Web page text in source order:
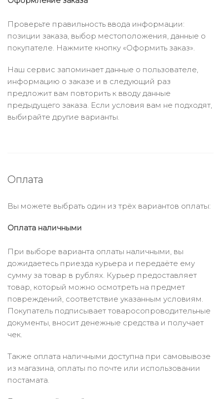
Проверьте правильность ввода информации:
позиции заказа, выбор местоположения, данные о
покупателе. Нажмите кнопку «Оформить заказ».
Наш сервис запоминает данные о пользователе,
информацию о заказе и в следующий раз
предложит вам повторить к вводу данные
предыдущего заказа. Если условия вам не подходят,
выбирайте другие варианты.
Оплата
Вы можете выбрать один из трёх вариантов оплаты:
Оплата наличными
При выборе варианта оплаты наличными, вы
дожидаетесь приезда курьера и передаёте ему
сумму за товар в рублях. Курьер предоставляет
товар, который можно осмотреть на предмет
повреждений, соответствие указанным условиям.
Покупатель подписывает товаросопроводительные
документы, вносит денежные средства и получает
чек.
Также оплата наличными доступна при самовывозе
из магазина, оплаты по почте или использовании
постамата.